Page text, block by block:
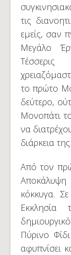
τις
εμείς, σαν
Μεγάλο
το πρώτο
δεύτερο,
Μονοπάτι
να
διάρκεια
Από τον
κόκκυγα.
Πύρινο
αφυπνίσει